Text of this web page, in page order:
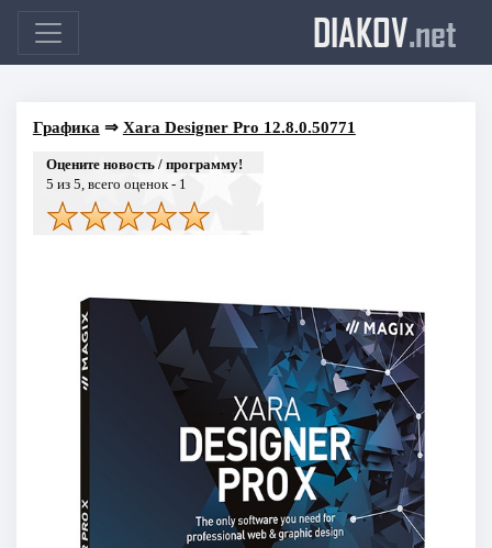
DIAKOV.net
Графика ⇒ Xara Designer Pro 12.8.0.50771
Оцените новость / программу!
5 из 5, всего оценок - 1